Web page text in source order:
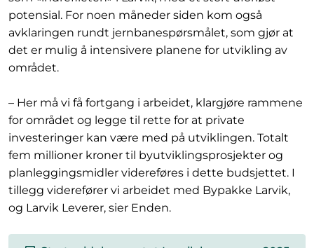
potensial. For noen måneder siden kom også
avklaringen rundt jernbanespørsmålet, som gjør at
det er mulig å intensivere planene for utvikling av
området.
– Her må vi få fortgang i arbeidet, klargjøre rammene
for området og legge til rette for at private
investeringer kan være med på utviklingen. Totalt
fem millioner kroner til byutviklingsprosjekter og
planleggingsmidler videreføres i dette budsjettet. I
tillegg viderefører vi arbeidet med Bypakke Larvik,
og Larvik Leverer, sier Enden.